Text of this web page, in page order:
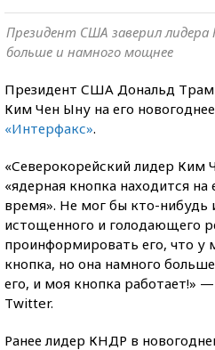
Президент США заверил лидера
больше и намного мощнее
Президент США Дональд
Ким Чен Ыну на его
«Интерфакс».
«Северокорейский лидер Ким
«ядерная кнопка находится на
время». Не мог бы кто-нибудь
истощенного и голодающего
проинформировать его, что у
кнопка, но она намного
его, и моя кнопка работает!»
Twitter.
Ранее лидер КНДР в